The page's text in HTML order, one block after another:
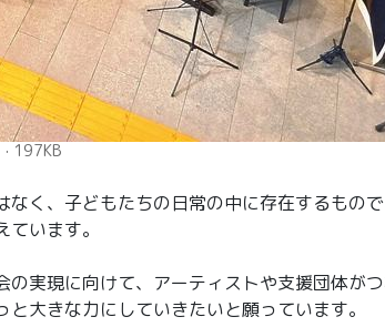
197KB
く、子どもたちの日常の中に存在するもので
います。
実現に向けて、アーティストや支援団体が
大きな力にしていきたいと願っています。